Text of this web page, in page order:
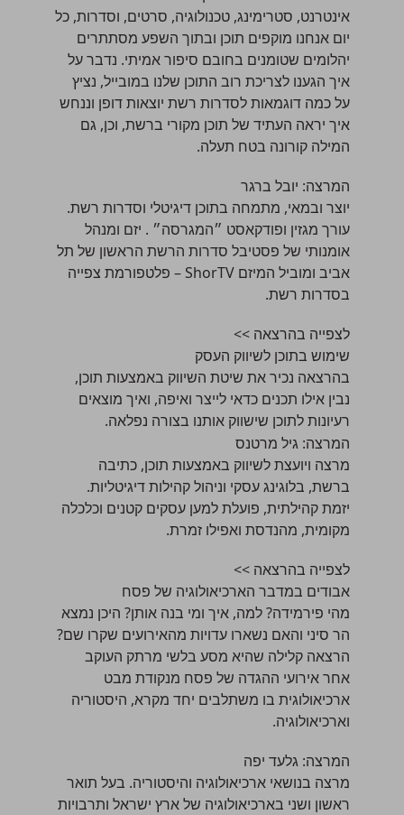
אינטרנט, סטרימינג, טכנולוגיה, סרטים, וסדרות, כל
יום אנחנו מוקפים תוכן ובתוך השפע מסתתרים
יהלומים שטומנים בחובם סיפור אמיתי. נדבר על
איך הגענו לצריכת רוב התוכן שלנו במובייל, נציץ
על כמה דוגמאות לסדרות רשת יוצאות דופן וננחש
איך יראה העתיד של תוכן מקורי ברשת, וכן, גם
המילה קורונה בטח תעלה.
המרצה: יובל ברגר
יוצר ובמאי, מתמחה בתוכן דיגיטלי וסדרות רשת.
עורך מגזין ופודקאסט ״המגרסה״ . יזם ומנהל
אומנותי של פסטיבל סדרות הרשת הראשון של תל
אביב ומוביל המיזם ShorTV – פלטפורמת צפייה
בסדרות רשת.
לצפייה בהרצאה >>
שימוש בתוכן לשיווק העסק
בהרצאה נכיר את שיטת השיווק באמצעות תוכן,
נבין אילו תכנים כדאי לייצר ואיפה, ואיך מוצאים
רעיונות לתוכן שישווק אותנו בצורה נפלאה.
המרצה:גיל מרטנס
מרצה ויועצת לשיווק באמצעות תוכן, כתיבה
ברשת, בלוגינג עסקי וניהול קהילות דיגיטליות.
יזמת קהילתית, פועלת למען עסקים קטנים וכלכלה
מקומית, מהנדסת ואפילו זמרת.
לצפייה בהרצאה >>
אבודים במדבר הארכיאולוגיה של פסח
מהי פירמידה? למה, איך ומי בנה אותן? היכן נמצא
הר סיני והאם נשארו עדויות מהאירועים שקרו שם?
הרצאה קלילה שהיא מסע בלשי מרתק העוקב
אחר אירועי ההגדה של פסח מנקודת מבט
ארכיאולוגית בו משתלבים יחד מקרא, היסטוריה
וארכיאולוגיה.
המרצה:גלעד יפה
מרצה בנושאי ארכיאולוגיה והיסטוריה. בעל תואר
ראשון ושני בארכיאולוגיה של ארץ ישראל ותרבויות